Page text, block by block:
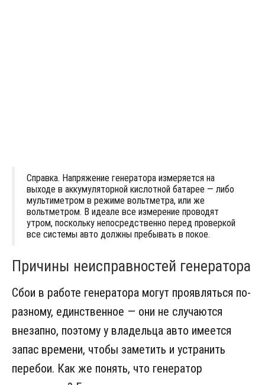
Справка. Напряжение генератора измеряется на
выходе в аккумуляторной кислотной батарее — либо
мультиметром в режиме вольтметра, или же
вольтметром. В идеале все измерение проводят
утром, поскольку непосредственно перед проверкой
все системы авто должны пребывать в покое.
Причины неисправностей генератора
Сбои в работе генератора могут проявляться по-
разному, единственное — они не случаются
внезапно, поэтому у владельца авто имеется
запас времени, чтобы заметить и устранить
перебои. Как же понять, что генератор